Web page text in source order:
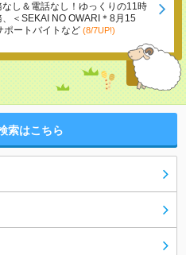
なし＆電話なし！ゆっくりの11時
＜SEKAI NO OWARI＊8月15
ポートバイトなど (8/7UP!)
索はこちら